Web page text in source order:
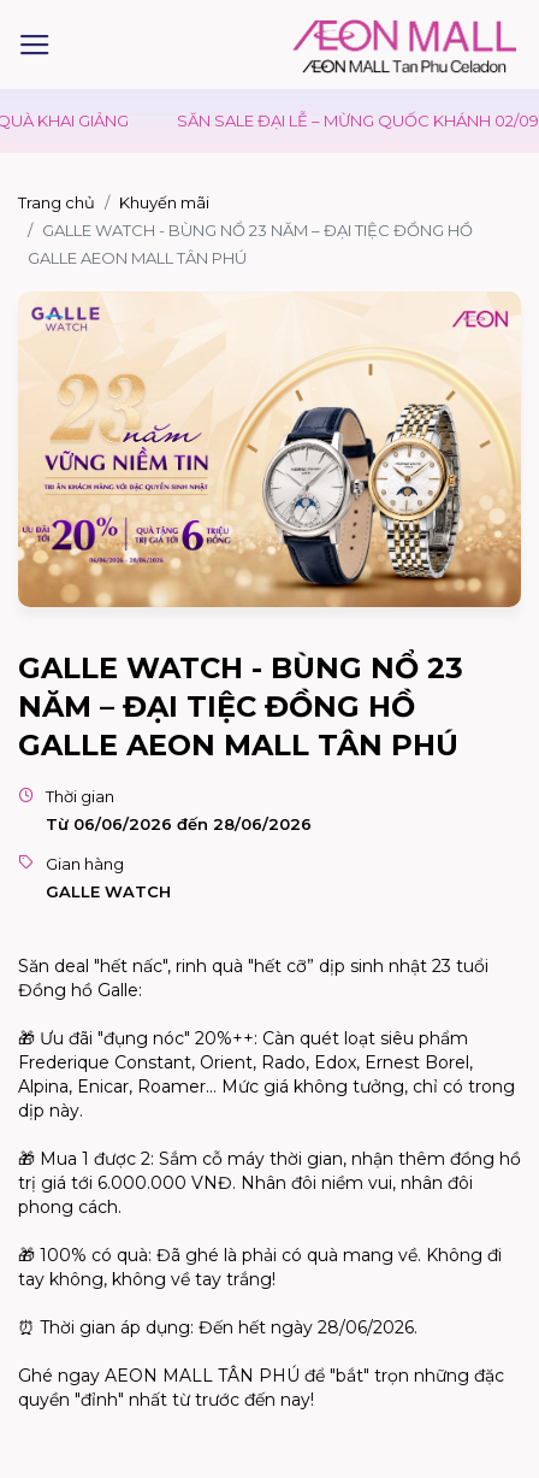
KHAI GIẢNG SĂN SALE ĐẠI LỄ – MỪNG QUỐC KHÁNH 02/09
Trang chủ
Khuyến mãi
GALLE WATCH - BÙNG NỔ 23 NĂM – ĐẠI TIỆC ĐỒNG HỒ
GALLE AEON MALL TÂN PHÚ
GALLE WATCH - BÙNG NỔ 23
NĂM – ĐẠI TIỆC ĐỒNG HỒ
GALLE AEON MALL TÂN PHÚ
Thời gian
Từ 06/06/2026 đến 28/06/2026
Gian hàng
GALLE WATCH
Săn deal "hết nấc", rinh quà "hết cỡ” dịp sinh nhật 23 tuổi
Đồng hồ Galle:
🎁 Ưu đãi "đụng nóc" 20%++: Càn quét loạt siêu phẩm
Frederique Constant, Orient, Rado, Edox, Ernest Borel,
Alpina, Enicar, Roamer… Mức giá không tưởng, chỉ có trong
dịp này.
🎁 Mua 1 được 2: Sắm cỗ máy thời gian, nhận thêm đồng hồ
trị giá tới 6.000.000 VNĐ. Nhân đôi niềm vui, nhân đôi
phong cách.
🎁 100% có quà: Đã ghé là phải có quà mang về. Không đi
tay không, không về tay trắng!
⏰ Thời gian áp dụng: Đến hết ngày 28/06/2026.
Ghé ngay AEON MALL TÂN PHÚ để "bắt" trọn những đặc
quyền "đỉnh" nhất từ trước đến nay!